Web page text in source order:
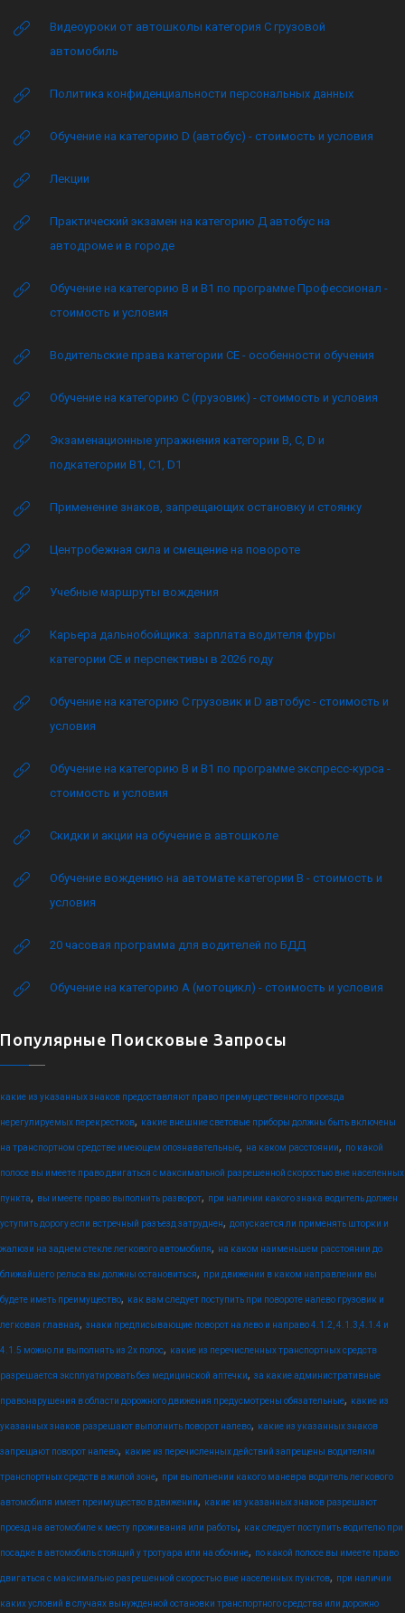
Видеоуроки от автошколы категория C грузовой
автомобиль
Политика конфиденциальности персональных данных
Обучение на категорию D (автобус) - стоимость и условия
Лекции
Практический экзамен на категорию Д автобус на
автодроме и в городе
Обучение на категорию B и B1 по программе Профессионал -
стоимость и условия
Водительские права категории CE - особенности обучения
Обучение на категорию C (грузовик) - стоимость и условия
Экзаменационные упражнения категории B, C, D и
подкатегории B1, C1, D1
Применение знаков, запрещающих остановку и стоянку
Центробежная сила и смещение на повороте
Учебные маршруты вождения
Карьера дальнобойщика: зарплата водителя фуры
категории CE и перспективы в 2026 году
Обучение на категорию C грузовик и D автобус - стоимость и
условия
Обучение на категорию B и B1 по программе экспресс-курса -
стоимость и условия
Скидки и акции на обучение в автошколе
Обучение вождению на автомате категории B - стоимость и
условия
20 часовая программа для водителей по БДД
Обучение на категорию А (мотоцикл) - стоимость и условия
Популярные Поисковые Запросы
какие из указанных знаков предоставляют право преимущественного проезда
нерегулируемых перекрестков, какие внешние световые приборы должны быть включены
на транспортном средстве имеющем опознавательные, на каком расстоянии, по какой
полосе вы имеете право двигаться с максимальной разрешенной скоростью вне населенных
пункта, вы имеете право выполнить разворот, при наличии какого знака водитель должен
уступить дорогу если встречный разъезд затруднен, допускается ли применять шторки и
жалюзи на заднем стекле легкового автомобиля, на каком наименьшем расстоянии до
ближайшего рельса вы должны остановиться, при движении в каком направлении вы
будете иметь преимущество, как вам следует поступить при повороте налево грузовик и
легковая главная, знаки предписывающие поворот на лево и направо 4.1.2, 4.1.3,4.1.4 и
4.1.5 можно ли выполнять из 2х полос, какие из перечисленных транспортных средств
разрешается эксплуатировать без медицинской аптечки, за какие административные
правонарушения в области дорожного движения предусмотрены обязательные, какие из
указанных знаков разрешают выполнить поворот налево, какие из указанных знаков
запрещают поворот налево, какие из перечисленных действий запрещены водителям
транспортных средств в жилой зоне, при выполнении какого маневра водитель легкового
автомобиля имеет преимущество в движении, какие из указанных знаков разрешают
проезд на автомобиле к месту проживания или работы, как следует поступить водителю при
посадке в автомобиль стоящий у тротуара или на обочине, по какой полосе вы имеете право
двигаться с максимально разрешенной скоростью вне населенных пунктов, при наличии
каких условий в случаях вынужденной остановки транспортного средства или дорожно